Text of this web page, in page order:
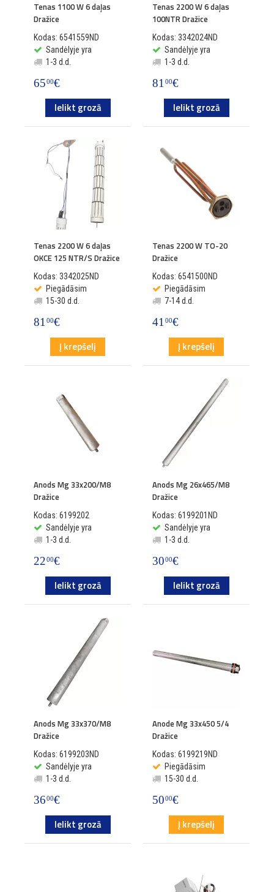
Tenas 1100 W 6 daļas
Dražice
Kodas: 6541559ND
Sandėlyje yra
1-3 d.d.
6500€
Ielikt grozā
Tenas 2200 W 6 daļas
100NTR Dražice
Kodas: 3342024ND
Sandėlyje yra
1-3 d.d.
8100€
Ielikt grozā
Tenas 2200 W 6 daļas
OKCE 125 NTR/S Dražice
Kodas: 3342025ND
Piegādāsim
15-30 d.d.
8100€
Į krepšelį
Tenas 2200 W TO-20
Dražice
Kodas: 6541500ND
Piegādāsim
7-14 d.d.
4100€
Į krepšelį
Anods Mg 33x200/M8
Dražice
Kodas: 6199202
Sandėlyje yra
1-3 d.d.
2200€
Ielikt grozā
Anods Mg 26x465/M8
Dražice
Kodas: 6199201ND
Sandėlyje yra
1-3 d.d.
3000€
Ielikt grozā
Anods Mg 33x370/M8
Dražice
Kodas: 6199203ND
Sandėlyje yra
1-3 d.d.
3600€
Ielikt grozā
Anode Mg 33x450 5/4
Dražice
Kodas: 6199219ND
Piegādāsim
15-30 d.d.
5000€
Į krepšelį